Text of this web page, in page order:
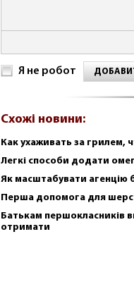
Я не робот
Схожі новини:
Как ухаживать за грилем,
Легкі способи додати
Як масштабувати агенцію
Перша допомога для
Батькам першокласників
отримати